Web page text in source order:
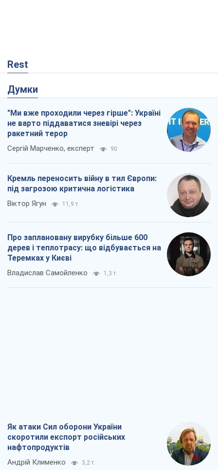
Rest
Думки
"Ми вже проходили через гірше": Україні
не варто піддаватися зневірі через
ракетний терор
Сергій Марченко, експерт 90
Кремль переносить війну в тил Європи:
під загрозою критична логістика
Віктор Ягун 11,9 т.
Про заплановану вирубку більше 600
дерев і теплотрасу: що відбувається на
Теремках у Києві
Владислав Самойленко 1,3 т.
Як атаки Сил оборони України
скоротили експорт російських
нафтопродуктів
Андрій Клименко 3,2 т.